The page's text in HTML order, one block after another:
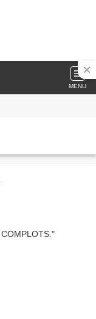
MENU